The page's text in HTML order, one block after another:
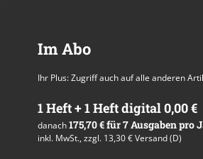
Im Abo
Ihr Plus: Zugriff auch auf alle anderen
1 Heft + 1 Heft digital 0,00 €
danach175,70 € für 7 Ausgaben
inkl. MwSt., zzgl. 13,30 € Versand (D)